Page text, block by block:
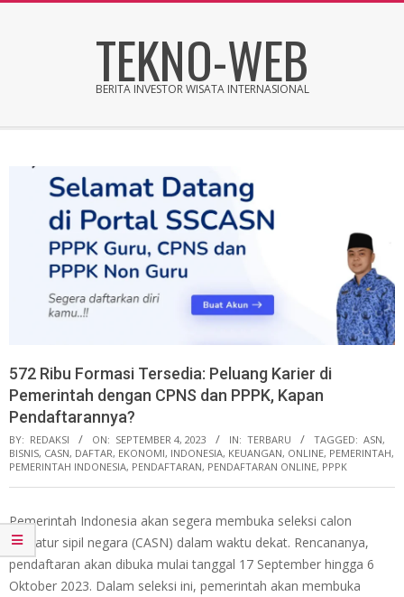
TEKNO-WEB
BERITA INVESTOR WISATA INTERNASIONAL
572 Ribu Formasi Tersedia: Peluang Karier di
Pemerintah dengan CPNS dan PPPK, Kapan
Pendaftarannya?
BY: REDAKSI ON: SEPTEMBER 4, 2023 IN: TERBARU TAGGED: ASN,
BISNIS, CASN, DAFTAR, EKONOMI, INDONESIA, KEUANGAN, ONLINE, PEMERINTAH,
PEMERINTAH INDONESIA, PENDAFTARAN, PENDAFTARAN ONLINE, PPPK
Pemerintah Indonesia akan segera membuka seleksi calon
aparatur sipil negara (CASN) dalam waktu dekat. Rencananya,
pendaftaran akan dibuka mulai tanggal 17 September hingga 6
Oktober 2023. Dalam seleksi ini, pemerintah akan membuka